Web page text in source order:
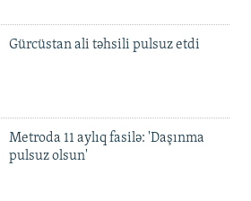
Gürcüstan ali təhsili pulsuz etdi
Metroda 11 aylıq fasilə: 'Daşınma
pulsuz olsun'